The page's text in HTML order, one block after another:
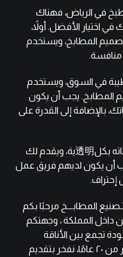
في الرياض، فهناك
اختيار الأفضل. أولاً،
المطابخ، ويستخدم
منافسة.
في السوق، ويستخدم
المطابخ. يجب أن يكون
بالإضافة إلى القدرة على
يجب أن تختار مصممًا ي 提قدم خدماته بكل透明ية، ويقدم لك
يكون لديهم فريق عمل
إحتراف.
المطابـــخ مرحبًا بكم
داخل المملكة ، وجهتكم
تجمع بين الأناقة
والعملية. بفضل خبرتنا الممتدة لأكثر من ٢٠ عامًا، نفخر بتقديم